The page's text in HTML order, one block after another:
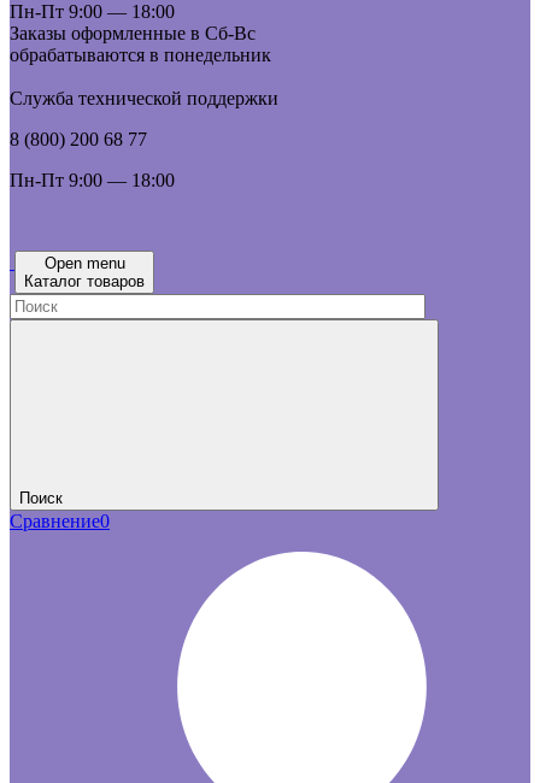
Пн-Пт 9:00 — 18:00
Заказы оформленные в Сб-Вс
обрабатываются в понедельник
Служба технической поддержки
8 (800) 200 68 77
Пн-Пт 9:00 — 18:00
Open menu
Каталог товаров
Поиск
Сравнение0